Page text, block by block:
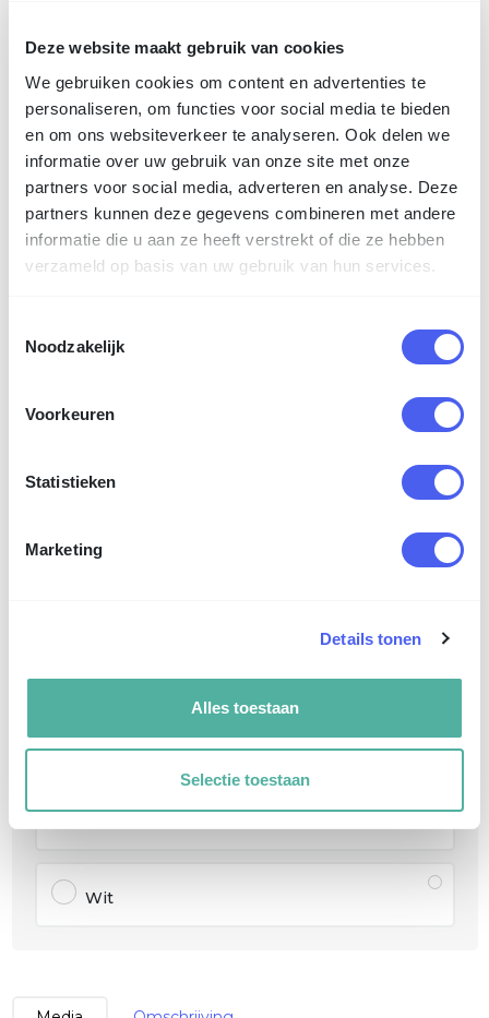
Deze website maakt gebruik van cookies
We gebruiken cookies om content en advertenties te
personaliseren, om functies voor social media te bieden
en om ons websiteverkeer te analyseren. Ook delen we
informatie over uw gebruik van onze site met onze
partners voor social media, adverteren en analyse. Deze
partners kunnen deze gegevens combineren met andere
informatie die u aan ze heeft verstrekt of die ze hebben
verzameld op basis van uw gebruik van hun services.
Noodzakelijk
Voorkeuren
Statistieken
Marketing
Details tonen
Alles toestaan
Selectie toestaan
350 g/m² gesatineerd mc
170 g/m² silk mc
250 g/m² silk mc
350 g/m² silk mc
Wire-o kleur draad
Zilver
Wit